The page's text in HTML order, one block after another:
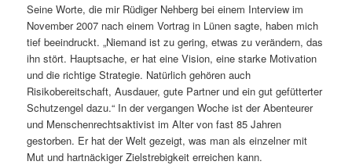
Seine Worte, die mir Rüdiger Nehberg bei einem Interview im
November 2007 nach einem Vortrag in Lünen sagte, haben mich
tief beeindruckt. „Niemand ist zu gering, etwas zu verändern, das
ihn stört. Hauptsache, er hat eine Vision, eine starke Motivation
und die richtige Strategie. Natürlich gehören auch
Risikobereitschaft, Ausdauer, gute Partner und ein gut gefütterter
Schutzengel dazu.“ In der vergangen Woche ist der Abenteurer
und Menschenrechtsaktivist im Alter von fast 85 Jahren
gestorben. Er hat der Welt gezeigt, was man als einzelner mit
Mut und hartnäckiger Zielstrebigkeit erreichen kann.